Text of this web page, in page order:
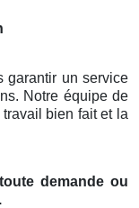
garantir un service
Notre équipe de
bien fait et la
demande ou